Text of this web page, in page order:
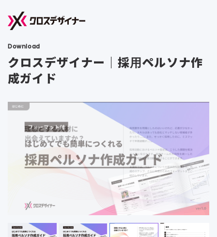
Download
クロスデザイナー｜採用ペルソナ作
成ガイド